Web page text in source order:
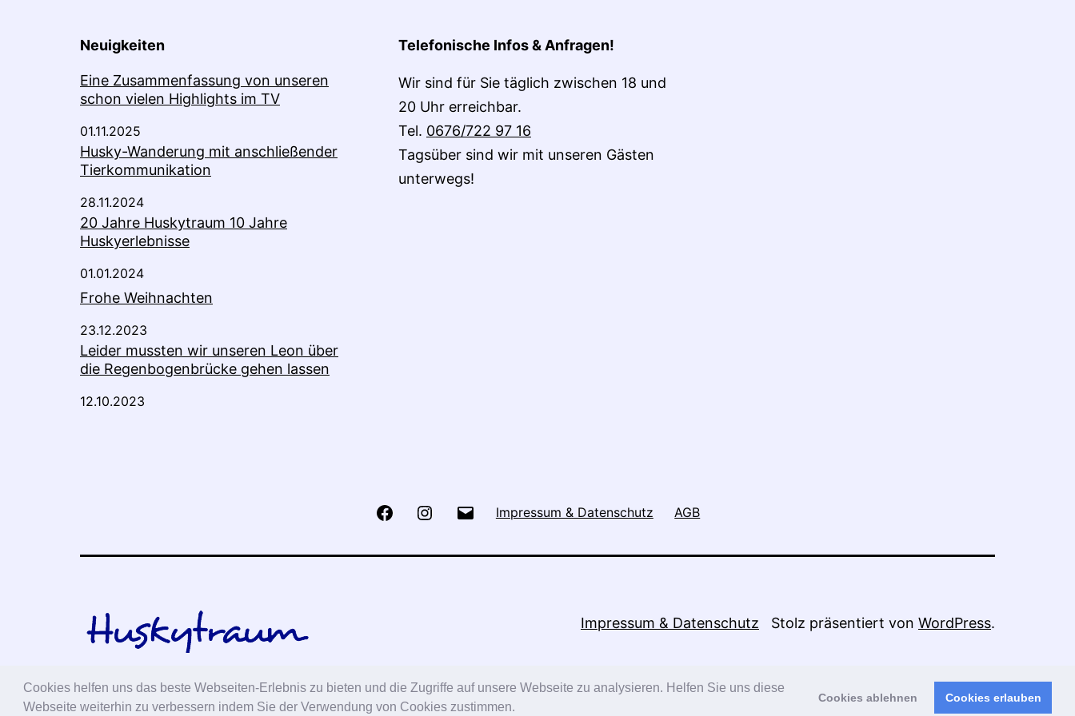
Cookies helfen uns das beste Webseiten-Erlebnis zu bieten und die Zugriffe auf unsere Webseite zu analysieren. Helfen Sie uns diese
Webseite weiterhin zu verbessern indem Sie der Verwendung von Cookies zustimmen.
Cookies ablehnen Cookies erlauben
Neuigkeiten
Eine Zusammenfassung von unseren
schon vielen Highlights im TV
01.11.2025
Husky-Wanderung mit anschließender
Tierkommunikation
28.11.2024
20 Jahre Huskytraum 10 Jahre
Huskyerlebnisse
01.01.2024
Frohe Weihnachten
23.12.2023
Leider mussten wir unseren Leon über
die Regenbogenbrücke gehen lassen
12.10.2023
Telefonische Infos & Anfragen!
Wir sind für Sie täglich zwischen 18 und
20 Uhr erreichbar.
Tel. 0676/722 97 16
Tagsüber sind wir mit unseren Gästen
unterwegs!
FacebookInstagram Impressum & Datenschutz AGB
Impressum & Datenschutz Stolz präsentiert von WordPress.